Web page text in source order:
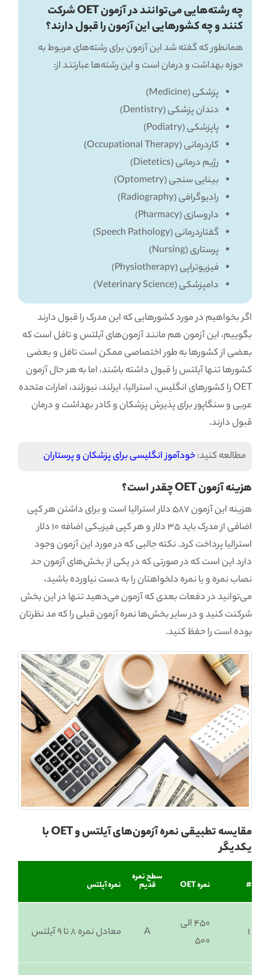
چه رشته‌هایی می‌توانند در آزمون OET شرکت
کنند و چه کشورهایی این آزمون را قبول دارند؟
همانطور که گفته شد این آزمون برای رشته‌های مربوط به
حوزه بهداشت و درمان است و این رشته‌ها عبارتند از:
پزشکی (Medicine)
دندان پزشکی (Dentistry)
پاپزشکی (Podiatry)
کاردرمانی (Occupational Therapy)
رژیم درمانی (Dietetics)
بینایی سنجی (Optometry)
رادیوگرافی (Radiography)
داروسازی (Pharmacy)
گفتاردرمانی (Speech Pathology)
پرستاری (Nursing)
فیزیوتراپی (Physiotherapy)
دامپزشکی (Veterinary Science)
اگر بخواهیم در مورد کشورهایی که این مدرک را قبول دارند
بگوییم، این آزمون هم مانند آزمون‌های آیلتس و تافل است که
بعضی از کشورها به طور اختصاصی ممکن است تافل و بعضی
کشورها تنها آیلتس را قبول داشته باشند، اما به هر حال آزمون
OET را کشورهای انگلیس، استرالیا، ایرلند، نیوزلند، امارات متحده
عربی و سنگاپور برای پذیرش پزشکان و کادر بهداشت و درمان
قبول دارند.
مطالعه کنید:خودآموز انگلیسی برای پزشکان و پرستاران
هزینه آزمون OET چقدر است؟
هزینه این آزمون 587 دلار استرالیا است و برای داشتن هر کپی
اضافی از مدرک باید 35 دلار و هر کپی فیزیکی اضافه 10 دلار
استرالیا پرداخت کرد. نکته جالبی که در مورد این آزمون وجود
دارد این است که در صورتی که در یکی از بخش‌های آزمون حد
نصاب نمره و یا نمره دلخواهتان را به دست نیاورده باشید،
می‌توانید در دفعات بعدی که آزمون می‌دهید تنها در این بخش
شرکنت کنید و در سایر بخش‌ها نمره آزمون قبلی را که مد نظرتان
بوده است را حفظ کنید.
مقایسه تطبیقی نمره آزمون‌های آیلتس و OET با
یکدیگر
# نمره OET
سطح نمره
قدیم نمره آیلتس
1
۴۵۰ الی
۵۰۰
A معادل نمره ۸ تا ۹ آیلتس